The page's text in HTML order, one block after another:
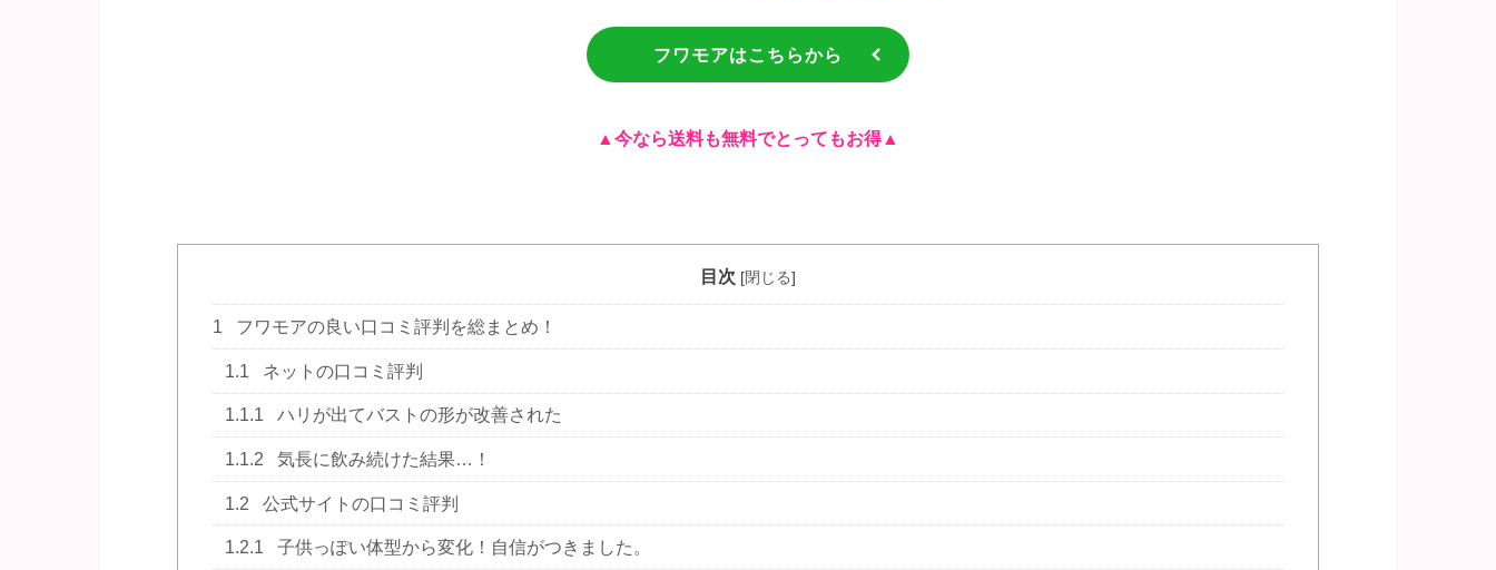
フワモアはこちらから
▲今なら送料も無料でとってもお得▲
目次 [閉じる]
1 フワモアの良い口コミ評判を総まとめ！
1.1 ネットの口コミ評判
1.1.1 ハリが出てバストの形が改善された
1.1.2 気長に飲み続けた結果…！
1.2 公式サイトの口コミ評判
1.2.1 子供っぽい体型から変化！自信がつきました。